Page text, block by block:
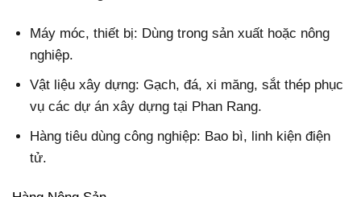
Máy móc, thiết bị: Dùng trong sản xuất hoặc nông
nghiệp.
Vật liệu xây dựng: Gạch, đá, xi măng, sắt thép phục
vụ các dự án xây dựng tại Phan Rang.
Hàng tiêu dùng công nghiệp: Bao bì, linh kiện điện
tử.